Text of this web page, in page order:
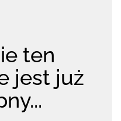
ten
jest już